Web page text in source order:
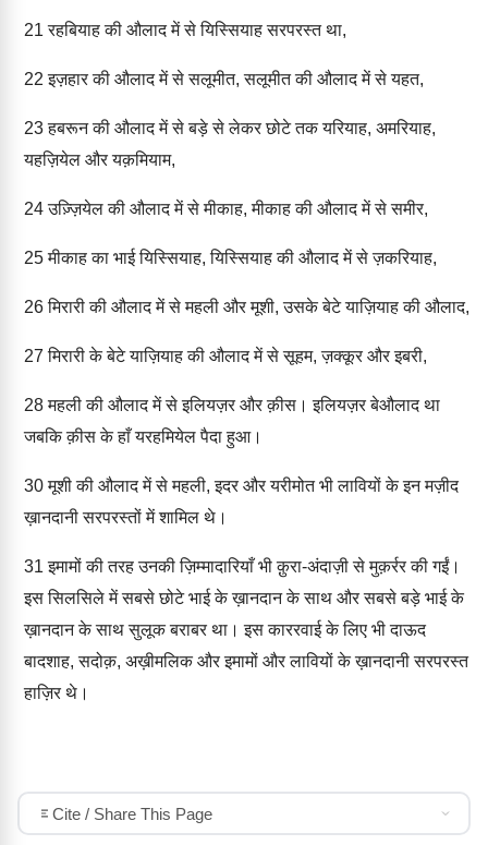
21 रहबियाह की औलाद में से यिस्सियाह सरपरस्त था,
22 इज़हार की औलाद में से सलूमीत, सलूमीत की औलाद में से यहत,
23हबरून की औलाद में से बड़े से लेकर छोटे तक यरियाह, अमरियाह,
यहज़ियेल और यक़मियाम,
24उज़्ज़ियेल की औलाद में से मीकाह, मीकाह की औलाद में से समीर,
25मीकाह का भाई यिस्सियाह, यिस्सियाह की औलाद में से ज़करियाह,
26मिरारी की औलाद में से महली और मूशी, उसके बेटे याज़ियाह की औलाद,
27 मिरारी के बेटे याज़ियाह की औलाद में से सूहम, ज़क्कूर और इबरी,
28महली की औलाद में से इलियज़र और क़ीस। इलियज़र बेऔलाद था
जबकि क़ीस के हाँ यरहमियेल पैदा हुआ।
30मूशी की औलाद में से महली, इदर और यरीमोत भी लावियों के इन मज़ीद
ख़ानदानी सरपरस्तों में शामिल थे।
31 इमामों की तरह उनकी ज़िम्मादारियाँ भी क़ुरा-अंदाज़ी से मुक़र्रर की गईं।
इस सिलसिले में सबसे छोटे भाई के ख़ानदान के साथ और सबसे बड़े भाई के
ख़ानदान के साथ सुलूक बराबर था। इस काररवाई के लिए भी दाऊद
बादशाह, सदोक़, अख़ीमलिक और इमामों और लावियों के ख़ानदानी सरपरस्त
हाज़िर थे।
Cite / Share This Page